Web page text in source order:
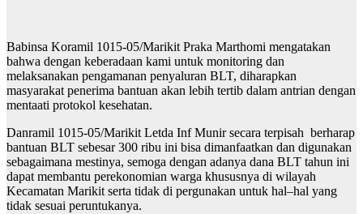
Babinsa Koramil 1015-05/Marikit Praka Marthomi mengatakan
bahwa dengan keberadaan kami untuk monitoring dan
melaksanakan pengamanan penyaluran BLT, diharapkan
masyarakat penerima bantuan akan lebih tertib dalam antrian dengan
mentaati protokol kesehatan.
Danramil 1015-05/Marikit Letda Inf Munir secara terpisah berharap
bantuan BLT sebesar 300 ribu ini bisa dimanfaatkan dan digunakan
sebagaimana mestinya, semoga dengan adanya dana BLT tahun ini
dapat membantu perekonomian warga khususnya di wilayah
Kecamatan Marikit serta tidak di pergunakan untuk hal–hal yang
tidak sesuai peruntukanya.